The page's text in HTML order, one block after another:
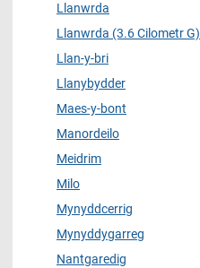
Llanwrda
Llanwrda (3.6 Cilometr G)
Llan-y-bri
Llanybydder
Maes-y-bont
Manordeilo
Meidrim
Milo
Mynyddcerrig
Mynyddygarreg
Nantgaredig